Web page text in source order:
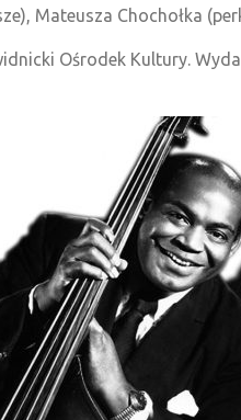
Mateusza Chochołka
Ośrodek Kultury.